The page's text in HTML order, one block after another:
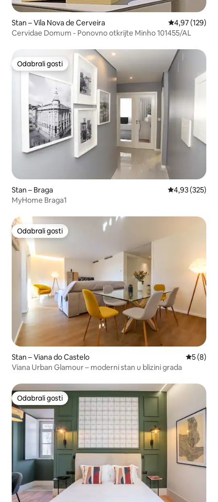
Stan – Vila Nova de Cerveira Prosječna
4,97 (129)
Cervidae Domum - Ponovno otkrijte Minho 101455/AL
Odabrali gosti
Odabrali gosti
Stan – Braga Prosječna
4,93 (325)
MyHome Braga1
Odabrali gosti
Odabrali gosti
Stan – Viana do Castelo
5 (8)
Viana Urban Glamour – moderni stan u blizini grada
Odabrali gosti
Odabrali gosti